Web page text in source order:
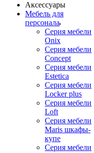
Аксессуары
Мебель для
персонала
Серия мебели
Onix
Серия мебели
Concept
Серия мебели
Estetica
Серия мебели
Locker plus
Серия мебели
Loft
Серия мебели
Maris шкафы-
купе
Серия мебели